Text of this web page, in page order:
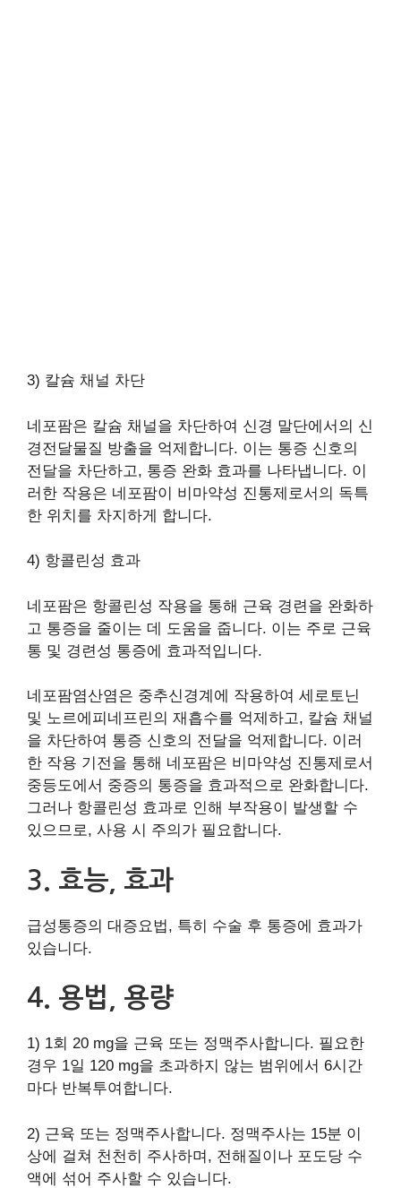
3) 칼슘 채널 차단
네포팜은 칼슘 채널을 차단하여 신경 말단에서의 신
경전달물질 방출을 억제합니다. 이는 통증 신호의
전달을 차단하고, 통증 완화 효과를 나타냅니다. 이
러한 작용은 네포팜이 비마약성 진통제로서의 독특
한 위치를 차지하게 합니다.
4) 항콜린성 효과
네포팜은 항콜린성 작용을 통해 근육 경련을 완화하
고 통증을 줄이는 데 도움을 줍니다. 이는 주로 근육
통 및 경련성 통증에 효과적입니다.
네포팜염산염은 중추신경계에 작용하여 세로토닌
및 노르에피네프린의 재흡수를 억제하고, 칼슘 채널
을 차단하여 통증 신호의 전달을 억제합니다. 이러
한 작용 기전을 통해 네포팜은 비마약성 진통제로서
중등도에서 중증의 통증을 효과적으로 완화합니다.
그러나 항콜린성 효과로 인해 부작용이 발생할 수
있으므로, 사용 시 주의가 필요합니다.
3. 효능, 효과
급성통증의 대증요법, 특히 수술 후 통증에 효과가
있습니다.
4. 용법, 용량
1) 1회 20 mg을 근육 또는 정맥주사합니다. 필요한
경우 1일 120 mg을 초과하지 않는 범위에서 6시간
마다 반복투여합니다.
2) 근육 또는 정맥주사합니다. 정맥주사는 15분 이
상에 걸쳐 천천히 주사하며, 전해질이나 포도당 수
액에 섞어 주사할 수 있습니다.